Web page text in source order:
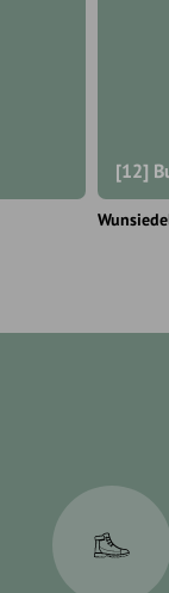
[12]